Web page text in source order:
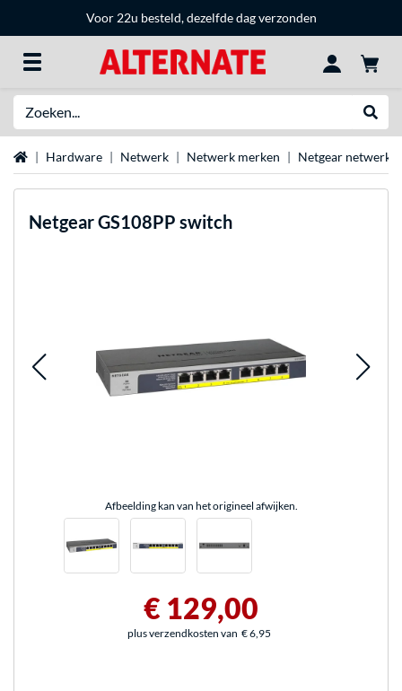
Voor 22u besteld, dezelfde dag verzonden
Home Hardware Netwerk Netwerk merken Netgear
NetgearGS108PP switch
Afbeelding kan van het origineel afwijken.
€ 129,00
plus verzendkosten van € 6,95